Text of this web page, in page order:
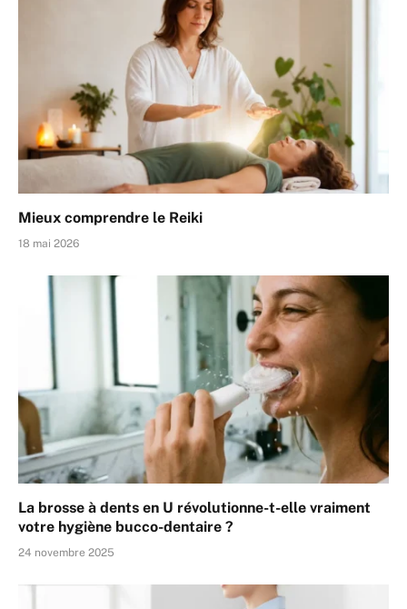
Mieux comprendre le Reiki
18 mai 2026
La brosse à dents en U révolutionne-t-elle vraiment
votre hygiène bucco-dentaire ?
24 novembre 2025